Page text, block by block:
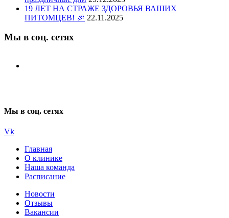
19 ЛЕТ НА СТРАЖЕ ЗДОРОВЬЯ ВАШИХ
ПИТОМЦЕВ! 🎉 22.11.2025
Мы в соц. сетях
Мы в соц. сетях
Vk
Главная
О клинике
Наша команда
Расписание
Новости
Отзывы
Вакансии